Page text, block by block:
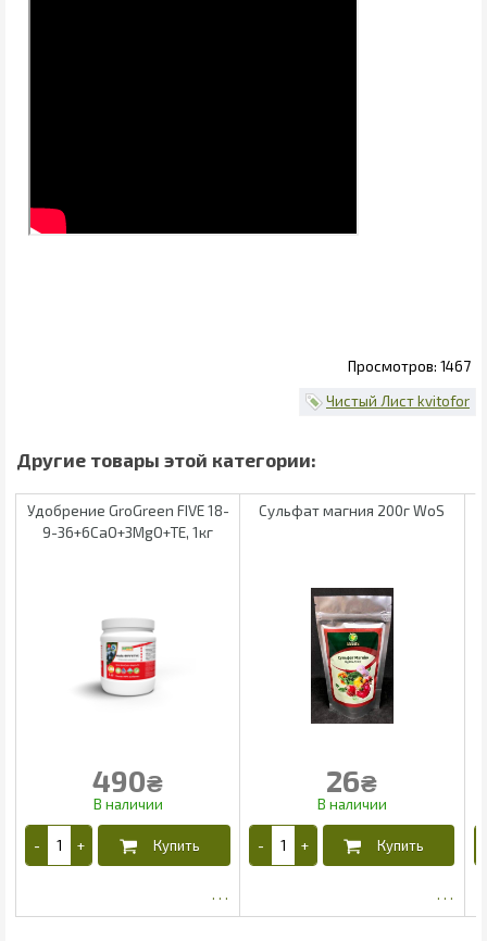
1467
Чистый Лист kvitofor
Удобрение GroGreen FIVE 18-
9-36+6СаО+3MgO+TE, 1кг
490₴
Сульфат магния 200г WoS
26₴